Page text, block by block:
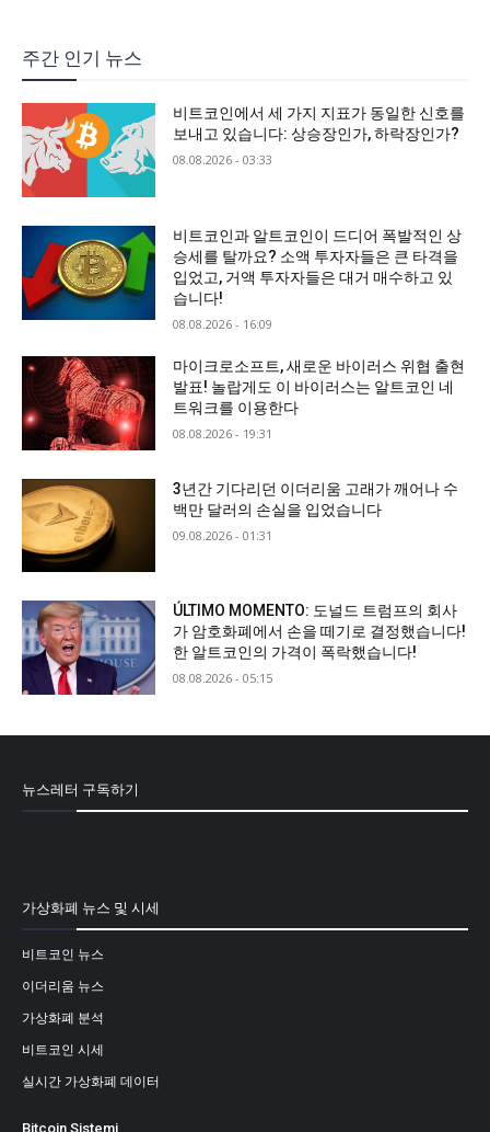
주간 인기 뉴스
비트코인에서 세 가지 지표가 동일한 신호를
보내고 있습니다: 상승장인가, 하락장인가?
08.08.2026 - 03:33
비트코인과 알트코인이 드디어 폭발적인 상
승세를 탈까요? 소액 투자자들은 큰 타격을
입었고, 거액 투자자들은 대거 매수하고 있
습니다!
08.08.2026 - 16:09
마이크로소프트, 새로운 바이러스 위협 출현
발표! 놀랍게도 이 바이러스는 알트코인 네
트워크를 이용한다
08.08.2026 - 19:31
3년간 기다리던 이더리움 고래가 깨어나 수
백만 달러의 손실을 입었습니다
09.08.2026 - 01:31
ÚLTIMO MOMENTO: 도널드 트럼프의 회사
가 암호화폐에서 손을 떼기로 결정했습니다!
한 알트코인의 가격이 폭락했습니다!
08.08.2026 - 05:15
뉴스레터 구독하기
가상화폐 뉴스 및 시세
비트코인 뉴스
이더리움 뉴스
가상화폐 분석
비트코인 시세
실시간 가상화폐 데이터
Bitcoin Sistemi